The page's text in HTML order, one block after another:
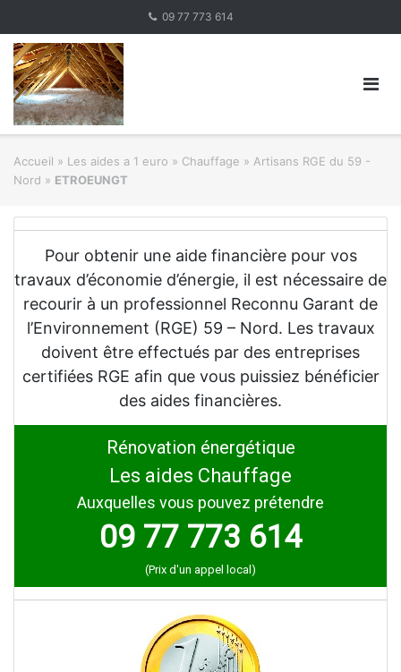
content
09 77 773 614
Accueil » Les aides a 1 euro » Chauffage » Artisans RGE du 59 -
Nord » ETROEUNGT
Pour obtenir une aide financière pour vos
travaux d’économie d’énergie, il est nécessaire de
recourir à un professionnel Reconnu Garant de
l’Environnement (RGE) 59 – Nord. Les travaux
doivent être effectués par des entreprises
certifiées RGE afin que vous puissiez bénéficier
des aides financières.
Rénovation énergétique
Les aides Chauffage
Auxquelles vous pouvez prétendre
09 77 773 614
(Prix d'un appel local)